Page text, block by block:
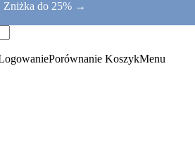
Zniżka do 25% →
Porównanie KoszykMenu